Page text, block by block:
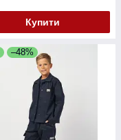
Купити
–48%